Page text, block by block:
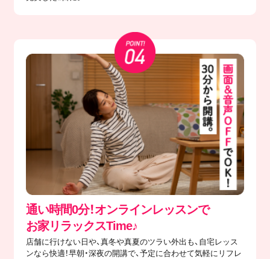
通い時間0分！オンラインレッスンで
​お家リラックスTime♪
店舗に行けない日や、真冬や真夏のツラい外出も、自宅レッス
ンなら快適！早朝・深夜の開講で、予定に合わせて気軽にリフレ